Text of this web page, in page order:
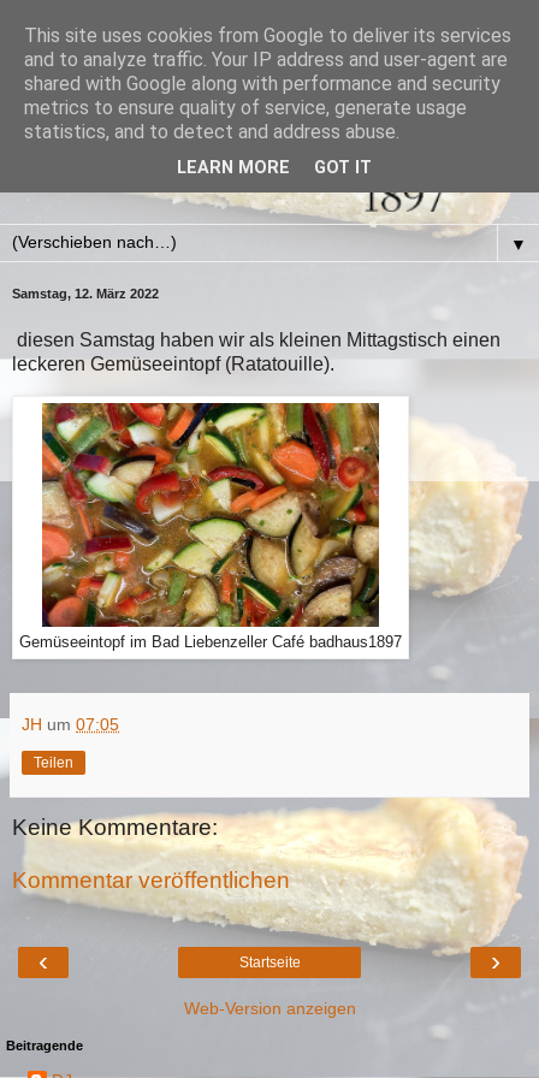
▼
Samstag, 12. März 2022
diesen Samstag haben wir als kleinen Mittagstisch einen
leckeren Gemüseeintopf (Ratatouille).
Gemüseeintopf im Bad Liebenzeller Café badhaus1897
JH um 07:05
Teilen
Keine Kommentare:
Kommentar veröffentlichen
‹ ›
Startseite
Web-Version anzeigen
Beitragende
This site uses cookies from Google to deliver its services
and to analyze traffic. Your IP address and user-agent are
shared with Google along with performance and security
metrics to ensure quality of service, generate usage
statistics, and to detect and address abuse.
LEARN MORE GOT IT